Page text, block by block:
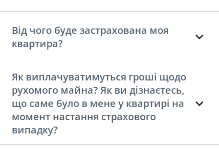
Від чого буде застрахована моя
квартира?
Як виплачуватимуться гроші щодо
рухомого майна? Як ви дізнаєтесь,
що саме було в мене у квартирі на
момент настання страхового
випадку?